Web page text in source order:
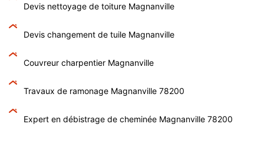
Devis nettoyage de toiture Magnanville
Devis changement de tuile Magnanville
Couvreur charpentier Magnanville
Travaux de ramonage Magnanville 78200
Expert en débistrage de cheminée Magnanville 78200